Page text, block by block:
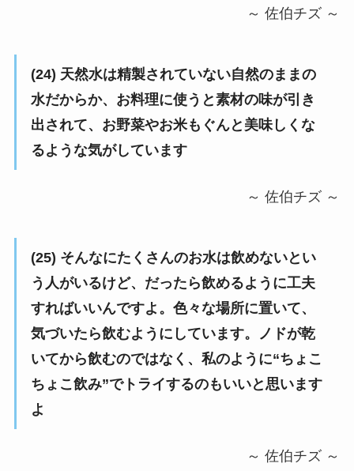
～ 佐伯チズ ～
(24) 天然水は精製されていない自然のままの
水だからか、お料理に使うと素材の味が引き
出されて、お野菜やお米もぐんと美味しくな
るような気がしています
～ 佐伯チズ ～
(25) そんなにたくさんのお水は飲めないとい
う人がいるけど、だったら飲めるように工夫
すればいいんですよ。色々な場所に置いて、
気づいたら飲むようにしています。ノドが乾
いてから飲むのではなく、私のように“ちょこ
ちょこ飲み”でトライするのもいいと思います
よ
～ 佐伯チズ ～